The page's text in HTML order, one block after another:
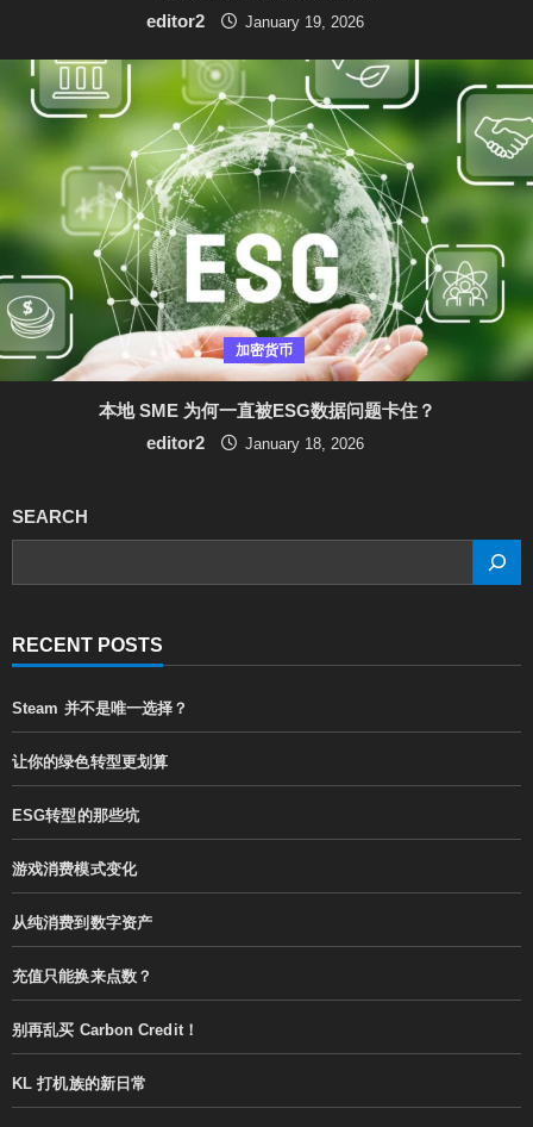
editor2
January 19, 2026
加密货币
本地 SME 为何一直被ESG数据问题卡住？
editor2
January 18, 2026
SEARCH
SEARCH
RECENT POSTS
Steam 并不是唯一选择？
让你的绿色转型更划算
ESG转型的那些坑
游戏消费模式变化
从纯消费到数字资产
充值只能换来点数？
别再乱买 Carbon Credit！
KL 打机族的新日常